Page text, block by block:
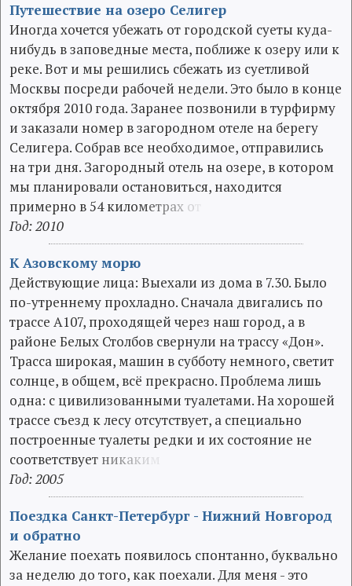
Путешествие на озеро Селигер
Иногда хочется убежать от городской суеты куда-
нибудь в заповедные места, поближе к озеру или к
реке. Вот и мы решились сбежать из суетливой
Москвы посреди рабочей недели. Это было в конце
октября 2010 года. Заранее позвонили в турфирму
и заказали номер в загородном отеле на берегу
Селигера. Собрав все необходимое, отправились
на три дня. Загородный отель на озере, в котором
мы планировали остановиться, находится
примерно в 54 километрах о
Год: 2010
К Азовскому морю
Действующие лица: Выехали из дома в 7.30. Было
по-утреннему прохладно. Сначала двигались по
трассе А107, проходящей через наш город, а в
районе Белых Столбов свернули на трассу «Дон».
Трасса широкая, машин в субботу немного, светит
солнце, в общем, всё прекрасно. Проблема лишь
одна: с цивилизованными туалетами. На хорошей
трассе съезд к лесу отсутствует, а специально
построенные туалеты редки и их состояние не
соответствует никаки
Год: 2005
Поездка Санкт-Петербург - Нижний Новгород
и обратно
Желание поехать появилось спонтанно, буквально
за неделю до того, как поехали. Для меня - это